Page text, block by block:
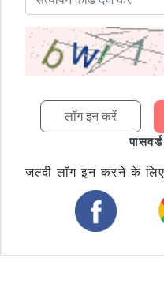
जल्दी लॉग इन करने के